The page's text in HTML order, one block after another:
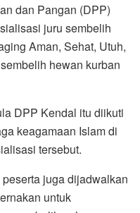
dan Pangan (DPP)
juru sembelih
Aman, Sehat, Utuh,
hewan kurban
DPP Kendal itu diikuti
keagamaan Islam di
tersebut.
juga dijadwalkan
untuk